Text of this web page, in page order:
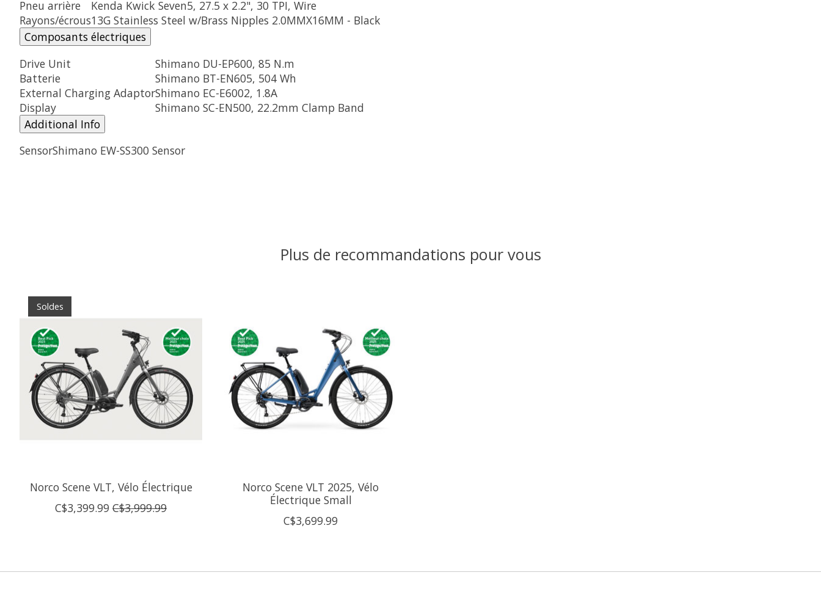
Pneu arrière
Kenda Kwick Seven5, 27.5 x 2.2", 30 TPI, Wire
Rayons/écrous13G Stainless Steel w/Brass Nipples 2.0MMX16MM - Black
Composants électriques
Drive Unit
Shimano DU-EP600, 85 N.m
Batterie
Shimano BT-EN605, 504 Wh
External Charging AdaptorShimano EC-E6002, 1.8A
Display
Shimano SC-EN500, 22.2mm Clamp Band
Additional Info
SensorShimano EW-SS300 Sensor
Plus de recommandations pour vous
Articles du carrousel de produits
Soldes
Norco Scene VLT, Vélo Électrique
C$3,399.99 C$3,999.99
Norco Scene VLT 2025, Vélo
Électrique Small
C$3,699.99